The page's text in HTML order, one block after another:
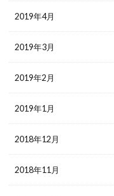
2019年4月
2019年3月
2019年2月
2019年1月
2018年12月
2018年11月